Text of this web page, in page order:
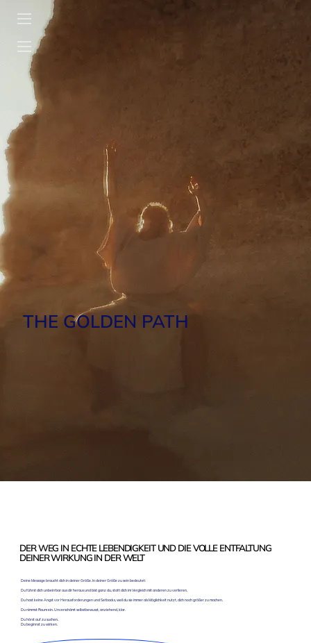
THE GOLDEN PATH
DER WEG IN ECHTE LEBENDIGKEIT UND DIE VOLLE ENTFALTUNG
DEINER WIRKUNG IN DER WELT
Deine Message braucht dich in deiner Größe. In deiner Größe zu sein bedeutet:
Du führst dich unbeirrbar aus dir heraus und bist ganz du, statt dich im Vergleich mit anderen zu verlieren.
Du hast keine Angst vor Herausforderungen und Setbacks, weil du sie immer als Möglichkeit nutzt, dich noch größer zu machen.
Du nimmst Raum ein. Unverschämt selbstbewusst, anziehend, klar.
Du hörst auf zu suchen.
Du beginnst zu wirken.